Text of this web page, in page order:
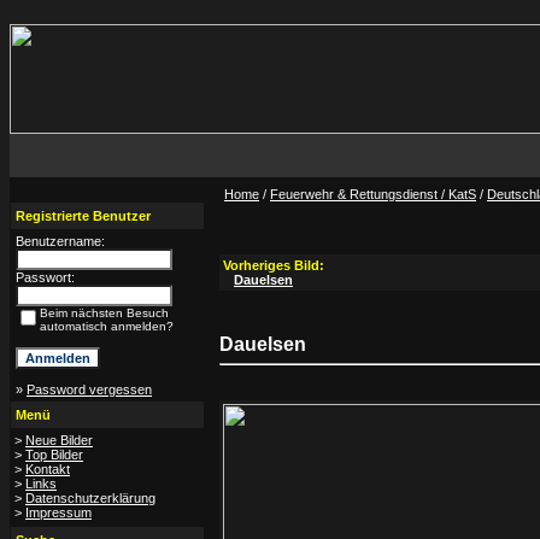
Registrierte Benutzer
Benutzername:
Passwort:
Beim nächsten Besuch
automatisch anmelden?
» Password vergessen
Menü
> Neue Bilder
> Top Bilder
> Kontakt
> Links
> Datenschutzerklärung
> Impressum
Home / Feuerwehr & Rettungsdienst / KatS /
Vorheriges Bild:
Dauelsen
Dauelsen